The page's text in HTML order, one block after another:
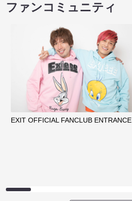
ファンコミュニティ
EXIT OFFICIAL FANCLUB ENTRANCE